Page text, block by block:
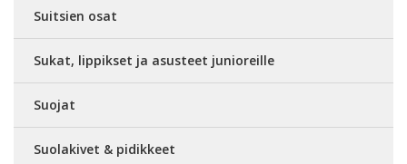
Suitsien osat
Sukat, lippikset ja asusteet junioreille
Suojat
Suolakivet & pidikkeet